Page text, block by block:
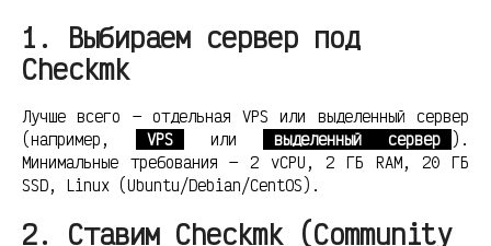
1. Выбираем сервер под
Checkmk
Лучше всего — отдельная VPS или выделенный сервер
(например,
VPS или выделенный сервер
).
Минимальные требования — 2 vCPU, 2 ГБ RAM, 20 ГБ
SSD, Linux (Ubuntu/Debian/CentOS).
2. Ставим Checkmk (Community